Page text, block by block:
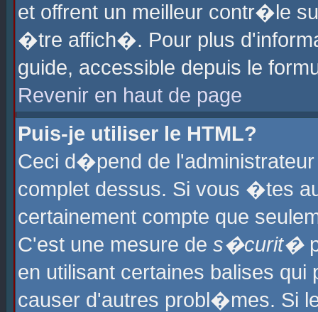
et offrent un meilleur contr�le
�tre affich�. Pour plus
guide, accessible depuis le
Revenir en haut de page
Puis-je utiliser le HTML?
Ceci d�pend de
complet dessus. Si vous �tes
certainement compte que
C'est une mesure de s�curit�
en utilisant certaines balises
causer d'autres probl�mes. Si